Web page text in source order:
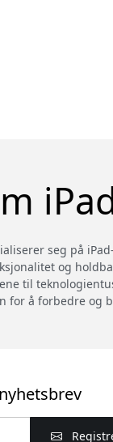
seg på
og
til
å forbedre og